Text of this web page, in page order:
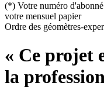
(*) Votre numéro
votre mensuel papier
Ordre des géomètres-
« Ce projet
la